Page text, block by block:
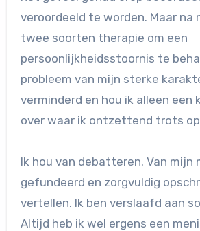
veroordeeld te worden. Maar na
twee soorten therapie om een
persoonlijkheidsstoornis te
probleem van mijn sterke
verminderd en hou ik alleen een
over waar ik ontzettend trots
Ik hou van debatteren. Van mijn
gefundeerd en zorgvuldig
vertellen. Ik ben verslaafd aan
Altijd heb ik wel ergens een